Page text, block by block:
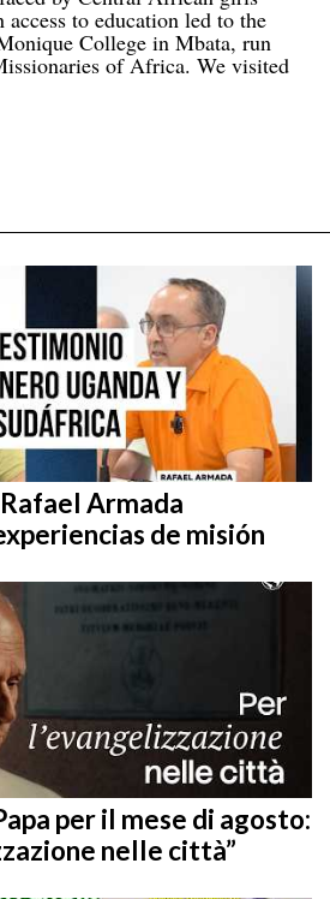
to education led to the
College in Mbata, run
of Africa. We visited
Rafael Armada
de misión
per il mese di agosto:
nelle città”